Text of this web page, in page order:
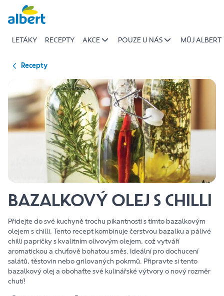
Přeskočit
LETÁKY RECEPTY AKCE POUZE U NÁS MŮJ ALBERT
Recepty
BAZALKOVÝ OLEJ S CHILLI
Přidejte do své kuchyně trochu pikantnosti s tímto bazalkovým
olejem s chilli. Tento recept kombinuje čerstvou bazalku a pálivé
chilli papričky s kvalitním olivovým olejem, což vytváří
aromatickou a chuťově bohatou směs. Ideální pro dochucení
salátů, těstovin nebo grilovaných pokrmů. Připravte si tento
bazalkový olej a obohaťte své kulinářské výtvory o nový rozměr
chutí!